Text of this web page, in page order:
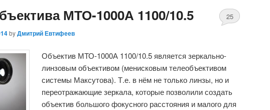
МТО-1000А 1100/10.5
byДмитрий Евтифеев
25
Объектив МТО-1000А 1100/10.5 является зеркально-
линзовым объективом (менисковым телеобъективом
системы Максутова). Т.е. в нём не только линзы, но и
переотражающие зеркала, которые позволили создать
объектив большого фокусного расстояния и малого для